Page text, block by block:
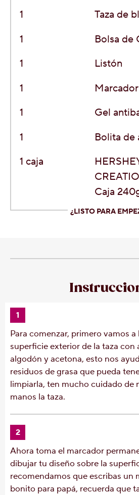
1 Taza de
1
Bolsa de
1
Listón
1
Marcador
1
Gel
1
Bolita de
1 caja
Caja
¿LISTO PARA
1
Para comenzar, primero vamos
superficie exterior de la taza con
algodón y acetona, esto nos
residuos de grasa que pueda
limpiarla, ten mucho cuidado de
manos la taza.
2
Ahora toma el marcador
dibujar tu diseño sobre la
recomendamos que escribas un
bonito para papá, recuerda que